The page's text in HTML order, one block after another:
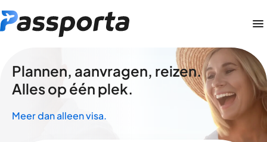
Plannen, aanvragen, reizen.
Alles op één plek.
Meer dan alleen visa.